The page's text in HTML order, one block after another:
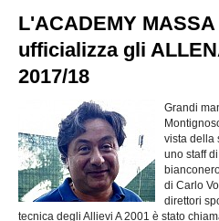
L'ACADEMY
ufficializza gli
2017/18
Grandi
vista della
uno staff
di Carlo
direttori
tecnica degli Allievi A 2001 è stato